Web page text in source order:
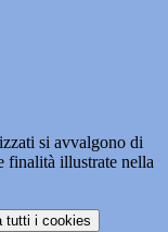
si avvalgono di
finalità illustrate nella
tutti i cookies